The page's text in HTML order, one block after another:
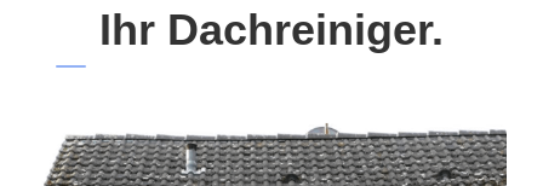
Ihr Dachreiniger.